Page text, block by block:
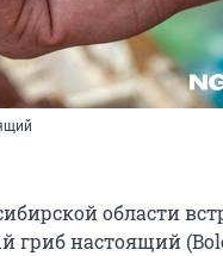
области
гриб настоящий